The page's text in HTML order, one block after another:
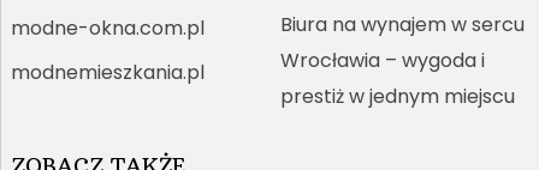
modne-okna.com.pl
modnemieszkania.pl
Biura na wynajem w sercu
Wrocławia – wygoda i
prestiż w jednym miejscu